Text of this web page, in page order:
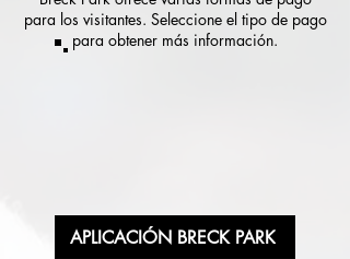
para los visitantes. Seleccione el tipo de pago
para obtener más información.
APLICACIÓN BRECK PARK